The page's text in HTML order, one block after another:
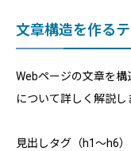
文章構造を作る
Webページの文章を
について詳しく解説し
見出しタグ（h1〜h6